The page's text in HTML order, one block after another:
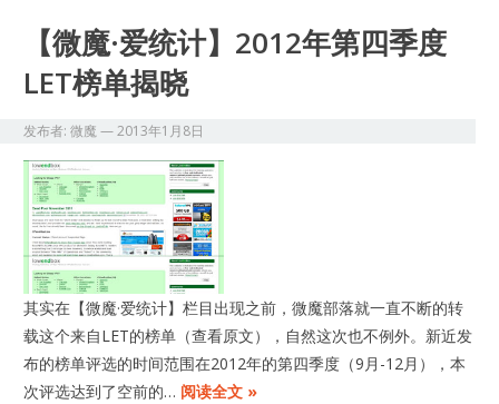
【微魔·爱统计】2012年第四季度
LET榜单揭晓
发布者:微魔—2013年1月8日
其实在【微魔·爱统计】栏目出现之前，微魔部落就一直不断的转
载这个来自LET的榜单（查看原文），自然这次也不例外。新近发
布的榜单评选的时间范围在2012年的第四季度（9月-12月），本
次评选达到了空前的… 阅读全文 »